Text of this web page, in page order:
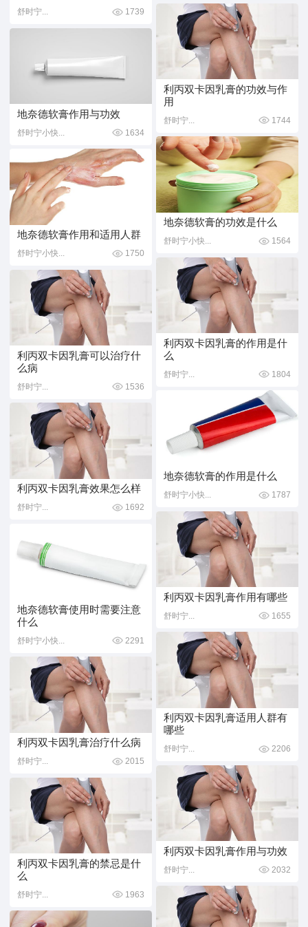
舒时宁... 1739
地奈德软膏作用与功效
舒时宁小快... 1634
地奈德软膏作用和适用人群
舒时宁小快... 1750
利丙双卡因乳膏可以治疗什
么病
舒时宁... 1536
利丙双卡因乳膏效果怎么样
舒时宁... 1692
地奈德软膏使用时需要注意
什么
舒时宁小快... 2291
利丙双卡因乳膏治疗什么病
舒时宁... 2015
利丙双卡因乳膏的禁忌是什
么
舒时宁... 1963
利丙双卡因乳膏的功效与作
用
舒时宁... 1744
地奈德软膏的功效是什么
舒时宁小快... 1564
利丙双卡因乳膏的作用是什
么
舒时宁... 1804
地奈德软膏的作用是什么
舒时宁小快... 1787
利丙双卡因乳膏作用有哪些
舒时宁... 1655
利丙双卡因乳膏适用人群有
哪些
舒时宁... 2206
利丙双卡因乳膏作用与功效
舒时宁... 2032